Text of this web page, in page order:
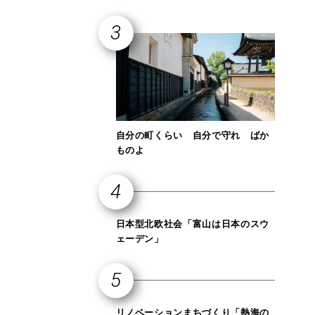
自分の町くらい 自分で守れ ばか
ものよ
日本型北欧社会「富山は日本のスウ
ェーデン」
リノベーションまちづくり「熱海の